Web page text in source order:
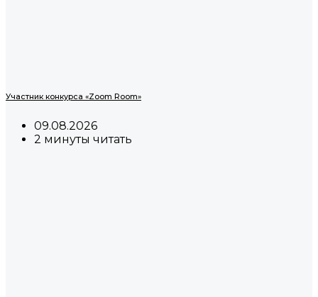
Участник конкурса «Zoom Room»
09.08.2026
2 минуты читать